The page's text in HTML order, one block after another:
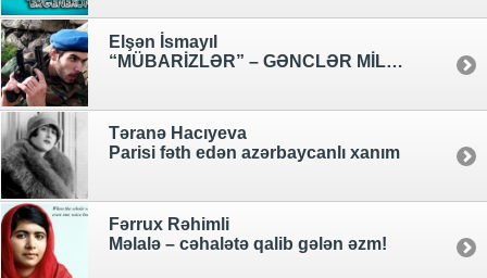
Elşən İsmayıl
“MÜBARİZLƏR” – GƏNCLƏR MİLLİ QƏHRƏMANIMIZ MÜBARİZ İBRAHİMOV HAQQINDA FİLM ÇƏKİRLƏR (+FOTOLAR +VIDEOLAR)
Təranə Hacıyeva
Parisi fəth edən azərbaycanlı xanım
Fərrux Rəhimli
Məlalə – cəhalətə qalib gələn əzm!